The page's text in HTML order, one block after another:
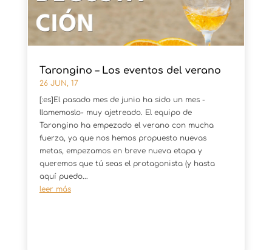
Tarongino – Los eventos del verano
26 JUN, 17
[:es]El pasado mes de junio ha sido un mes -
llamemoslo- muy ajetreado. El equipo de
Tarongino ha empezado el verano con mucha
fuerza, ya que nos hemos propuesto nuevas
metas, empezamos en breve nueva etapa y
queremos que tú seas el protagonista (y hasta
aquí puedo...
leer más